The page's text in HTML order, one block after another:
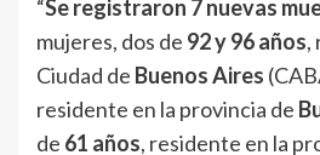
“Se registraron 7 nuevas
mujeres, dos de 92 y 96 años,
Ciudad de Buenos Aires
residente en la provincia de
de 61 años, residente en la